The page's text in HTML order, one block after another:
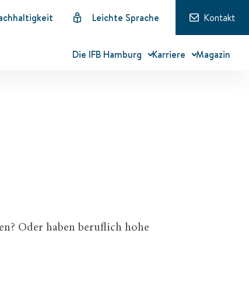
Leichte Sprache Kontakt
Die IFB Hamburg Karriere Magazin
Oder haben beruflich hohe